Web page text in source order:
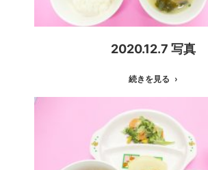
2020.12.7 写真
続きを見る